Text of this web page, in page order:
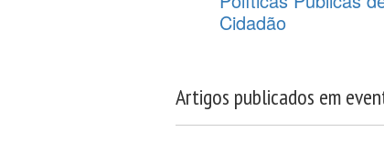
Cidadão
Artigos publicados em